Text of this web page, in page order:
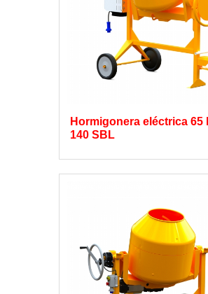
Hormigonera eléctrica 65
140 SBL